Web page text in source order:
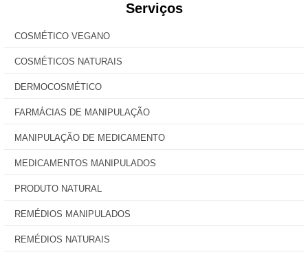
Serviços
COSMÉTICO VEGANO
COSMÉTICOS NATURAIS
DERMOCOSMÉTICO
FARMÁCIAS DE MANIPULAÇÃO
MANIPULAÇÃO DE MEDICAMENTO
MEDICAMENTOS MANIPULADOS
PRODUTO NATURAL
REMÉDIOS MANIPULADOS
REMÉDIOS NATURAIS